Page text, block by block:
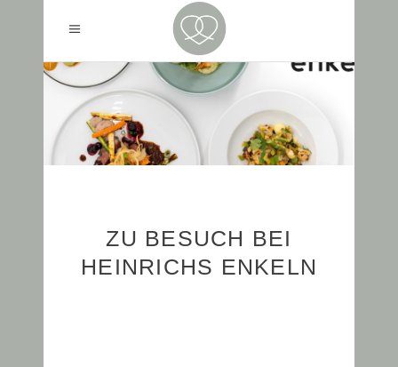
ZU BESUCH BEI
HEINRICHS ENKELN